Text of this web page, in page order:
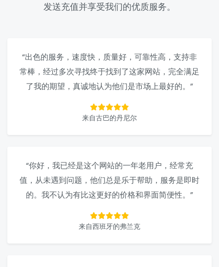
发送充值并享受我们的优质服务。
“出色的服务，速度快，质量好，可靠性高，支持非
常棒，经过多次寻找终于找到了这家网站，完全满足
了我的期望，真诚地认为他们是市场上最好的。”
来自古巴的丹尼尔
“你好，我已经是这个网站的一年老用户，经常充
值，从未遇到问题，他们总是乐于帮助，服务是即时
的。我不认为有比这更好的价格和界面简便性。”
来自西班牙的弗兰克